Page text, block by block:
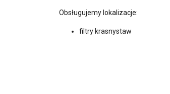
Obsługujemy lokalizacje:
filtry krasnystaw